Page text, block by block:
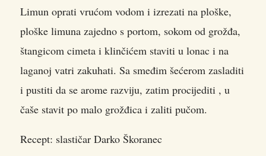
Limun oprati vrućom vodom i izrezati na ploške,
ploške limuna zajedno s portom, sokom od grožđa,
štangicom cimeta i klinčićem staviti u lonac i na
laganoj vatri zakuhati. Sa smeđim šećerom zasladiti
i pustiti da se arome razviju, zatim procijediti , u
čaše stavit po malo grožđica i zaliti pučom.
Recept: slastičar Darko Škoranec